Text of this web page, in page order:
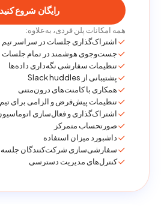
رایگان شروع کنید
همه امکانات پلن فردی، به‌علاوه:
اشتراک‌گذاری جلسات در سراسر تیم
جست‌وجوی هوشمند در تمام جلسات
تنظیمات سفارشی نگه‌داری داده‌ها
پشتیبانی از Slack huddles
همکاری با کامنت‌های درون‌متنی
تنظیمات پیش‌فرض و الزامی برای تیم
اشتراک‌گذاری و فعال‌سازی
صورتحساب متمرکز
داشبورد میزان استفاده
سفارشی‌سازی شرکت‌کنندگان جلسه
کنترل‌های مدیریت دسترسی